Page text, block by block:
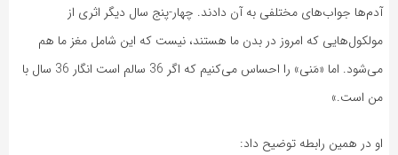
آدم‌ها جواب‌های مختلفی به آن دادند. چهار-پنج سال دیگر اثری از
مولکول‌هایی که امروز در بدن ما هستند، نیست که این شامل مغز ما هم
می‌شود. اما «مَنی» را احساس می‌کنیم که اگر 36 سالم است انگار 36 سال با
من است.»
او در همین رابطه توضیح داد: